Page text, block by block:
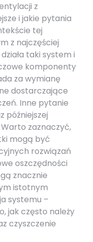
z
i jakie pytania
tej
z najczęściej
taki system i
komponenty
za wymianę
dostarczające
Inne pytanie
późniejszej
zaznaczyć,
mogą być
rozwiązań
oszczędności
znacznie
istotnym
systemu –
jak często należy
czyszczenie